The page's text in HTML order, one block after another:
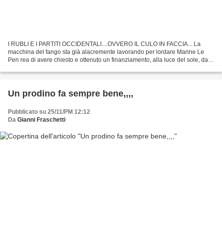
I RUBLI E I PARTITI OCCIDENTALI....OVVERO IL CULO IN FACCIA... La
macchina del fango sta già alacremente lavorando per lordare Marine Le
Pen rea di avere chiesto e ottenuto un finanziamento, alla luce del sole, da
Un prodino fa sempre bene,,,,
Pubblicato su 25/11/PM 12:12
Da Gianni Fraschetti